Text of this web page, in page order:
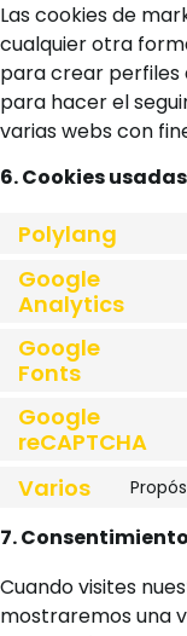
Las cookies de
cualquier otra
para crear perfiles
para hacer el
varias webs con
6. Cookies usadas
Polylang
Google
Analytics
Google
Fonts
Google
reCAPTCHA
Varios
7. Consentimiento
Cuando visites
mostraremos una